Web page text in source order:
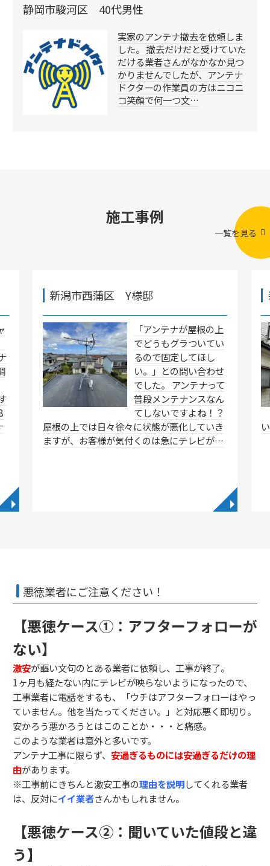
静岡市駿河区 40代男性
実家のアンテナ撤去を依頼しま
した。 撤去だけだと受けていた
だける業者さんがなかなか見つ
かりませんでしたが、アンテナ
ドクターの作業員の方はニコニ
コ笑顔で何一つ文…
施工事例
一覧を見る
◥
新潟市西蒲区 Y様邸
「アンテナが屋根の上
でどうもグラついてい
るので固定してほし
い。」との問い合わせ
でした。 アンテナって
普段メンテナンスなん
てしないですよね！？
屋根の上では日々徐々に状態が悪化していき
ますが、お客様が気付くのは急にテレビが…
◥
悪徳業者にご注意ください！
【悪徳ケース①：アフターフォローが
ない】
激安が謳い文句のとある業者に依頼し、工事が終了。
1ヶ月も経たない内にテレビが映らないようになったので、
工事業者に電話をするも、「ウチはアフターフォローはやっ
ていません。他を当たってください。」と対応悪く即切り。
安かろう悪かろうとはこのことか・・・と痛感。
このような業者は意外と多いです。
アンテナ工事に限らず、 安過ぎるものには安過ぎるだけの理
由があります。
※工事前にきちんと激安工事の理由を説明してくれる業者
は、反対にイイ業者さんかもしれません。
【悪徳ケース②：聞いていた値段と違
う】